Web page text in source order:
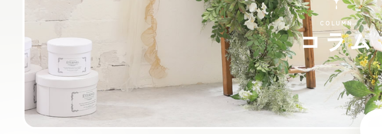
COLUMN
コラム